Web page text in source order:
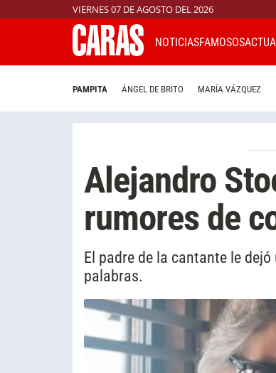
VIERNES 07 DE AGOSTO DEL 2026
NOTICIASFAMOSOS
PAMPITA ÁNGEL DE BRITO MARÍA VÁZQUEZ
Alejandro
rumores de
El padre de la cantante le
palabras.